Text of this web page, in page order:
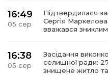
16:49
05 сер
Підтвердилася
Сергія
вважався зниклим
16:38
05 сер
Засідання
селищної ради:
знищене житло та